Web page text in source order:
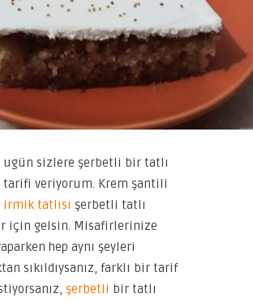
ugün sizlere şerbetli bir tatlı
tarifi veriyorum. Krem şantili
irmik tatlısı şerbetli tatlı
için gelsin. Misafirlerinize
hep aynı şeyleri
sıkıldıysanız, farklı bir tarif
şerbetli bir tatlı